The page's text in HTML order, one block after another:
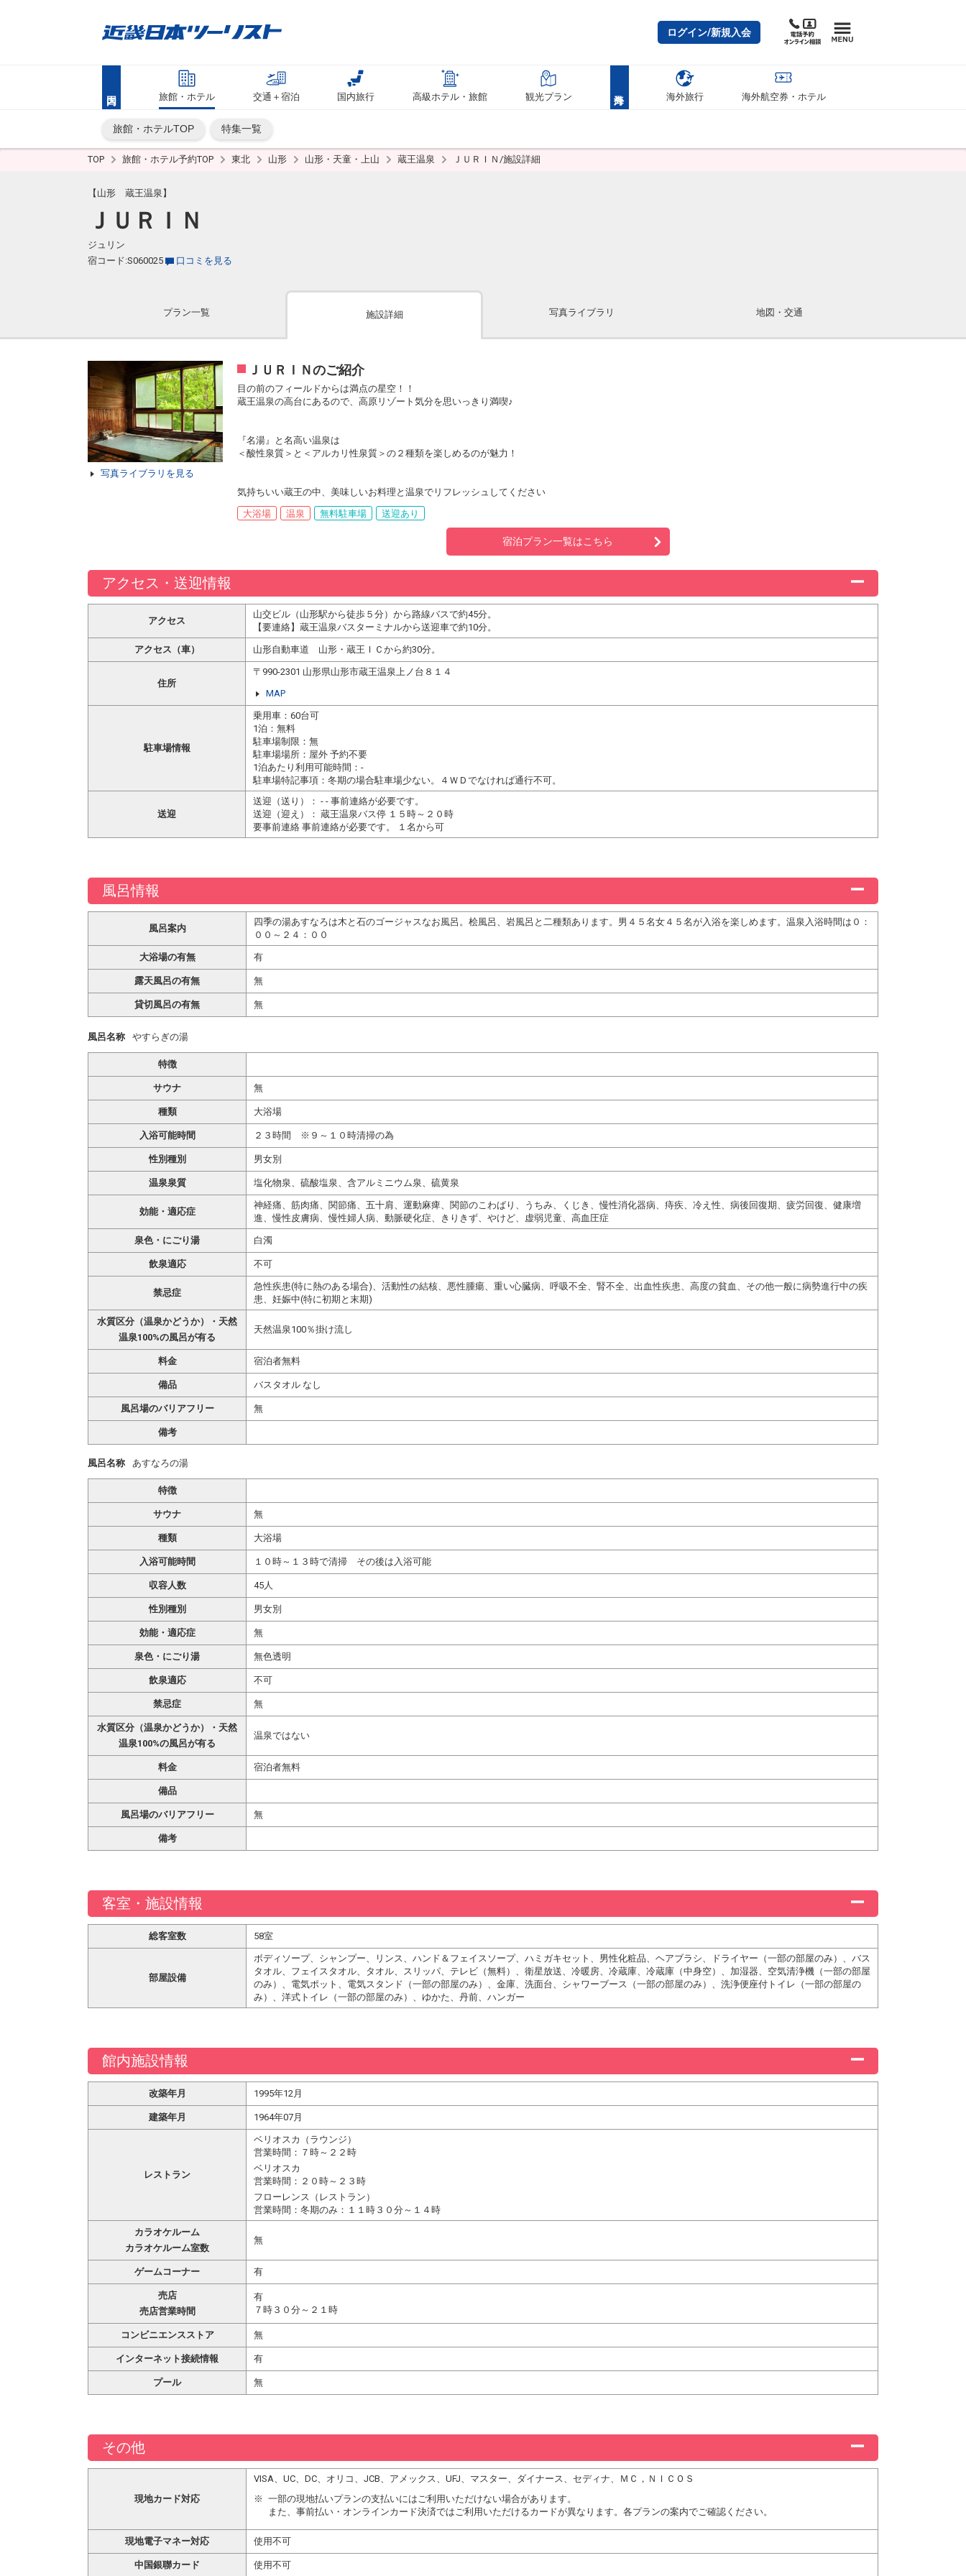
ログイン/新規入会
旅館・ホテル 交通＋宿泊 国内旅行 高級ホテル・旅館 観光プラン 海外旅行 海外航空券・ホテル
旅館・ホテルTOP 特集一覧
TOP 旅館・ホテル予約TOP 東北 山形 山形・天童・上山 蔵王温泉 ＪＵＲＩＮ/施設詳細
【山形 蔵王温泉】
ＪＵＲＩＮ
ジュリン
宿コード:S060025
口コミを見る
プラン一覧 施設詳細 写真ライブラリ 地図・交通
写真ライブラリを見る
ＪＵＲＩＮのご紹介
目の前のフィールドからは満点の星空！！
蔵王温泉の高台にあるので、高原リゾート気分を思いっきり満喫♪
『名湯』と名高い温泉は
＜酸性泉質＞と＜アルカリ性泉質＞の２種類を楽しめるのが魅力！
気持ちいい蔵王の中、美味しいお料理と温泉でリフレッシュしてください
大浴場
温泉 無料駐車場 送迎あり
宿泊プラン一覧はこちら
アクセス・送迎情報
アクセス
山交ビル（山形駅から徒歩５分）から路線バスで約45分。
【要連絡】蔵王温泉バスターミナルから送迎車で約10分。
アクセス（車） 山形自動車道 山形・蔵王ＩＣから約30分。
住所
〒990-2301 山形県山形市蔵王温泉上ノ台８１４
MAP
駐車場情報
乗用車：60台可
1泊：無料
駐車場制限：無
駐車場場所：屋外 予約不要
1泊あたり利用可能時間：-
駐車場特記事項：冬期の場合駐車場少ない。４ＷＤでなければ通行不可。
送迎
送迎（送り）： - - 事前連絡が必要です。
送迎（迎え）： 蔵王温泉バス停 １５時～２０時
要事前連絡 事前連絡が必要です。 １名から可
風呂情報
風呂案内
四季の湯あすなろは木と石のゴージャスなお風呂。桧風呂、岩風呂と二種類あります。男４５名女４５名が入浴を楽しめます。温泉入浴時間は０：
００～２４：００
大浴場の有無 有
露天風呂の有無 無
貸切風呂の有無 無
風呂名称 やすらぎの湯
特徴
サウナ 無
種類 大浴場
入浴可能時間 ２３時間 ※９～１０時清掃の為
性別種別 男女別
温泉泉質 塩化物泉、硫酸塩泉、含アルミニウム泉、硫黄泉
効能・適応症
神経痛、筋肉痛、関節痛、五十肩、運動麻痺、関節のこわばり、うちみ、くじき、慢性消化器病、痔疾、冷え性、病後回復期、疲労回復、健康増
進、慢性皮膚病、慢性婦人病、動脈硬化症、きりきず、やけど、虚弱児童、高血圧症
泉色・にごり湯 白濁
飲泉適応 不可
禁忌症
急性疾患(特に熱のある場合)、活動性の結核、悪性腫瘍、重い心臓病、呼吸不全、腎不全、出血性疾患、高度の貧血、その他一般に病勢進行中の疾
患、妊娠中(特に初期と末期)
水質区分（温泉かどうか）・天然
温泉100%の風呂が有る
天然温泉100％掛け流し
料金 宿泊者無料
備品 バスタオル なし
風呂場のバリアフリー 無
備考
風呂名称 あすなろの湯
特徴
サウナ 無
種類 大浴場
入浴可能時間 １０時～１３時で清掃 その後は入浴可能
収容人数 45人
性別種別 男女別
効能・適応症 無
泉色・にごり湯 無色透明
飲泉適応 不可
禁忌症 無
水質区分（温泉かどうか）・天然
温泉100%の風呂が有る
温泉ではない
料金 宿泊者無料
備品
風呂場のバリアフリー 無
備考
客室・施設情報
総客室数 58室
部屋設備
ボディソープ、シャンプー、リンス、ハンド＆フェイスソープ、ハミガキセット、男性化粧品、ヘアブラシ、ドライヤー（一部の部屋のみ）、バス
タオル、フェイスタオル、タオル、スリッパ、テレビ（無料）、衛星放送、冷暖房、冷蔵庫、冷蔵庫（中身空）、加湿器、空気清浄機（一部の部屋
のみ）、電気ポット、電気スタンド（一部の部屋のみ）、金庫、洗面台、シャワーブース（一部の部屋のみ）、洗浄便座付トイレ（一部の部屋の
み）、洋式トイレ（一部の部屋のみ）、ゆかた、丹前、ハンガー
館内施設情報
改築年月 1995年12月
建築年月 1964年07月
レストラン
ベリオスカ（ラウンジ）
営業時間：７時～２２時
ベリオスカ
営業時間：２０時～２３時
フローレンス（レストラン）
営業時間：冬期のみ：１１時３０分～１４時
カラオケルーム
カラオケルーム室数
無
ゲームコーナー 有
売店
売店営業時間
有
７時３０分～２１時
コンビニエンスストア 無
インターネット接続情報 有
プール 無
その他
現地カード対応
VISA、UC、DC、オリコ、JCB、アメックス、UFJ、マスター、ダイナース、セディナ、ＭＣ，ＮＩＣＯＳ
一部の現地払いプランの支払いにはご利用いただけない場合があります。
また、事前払い・オンラインカード決済ではご利用いただけるカードが異なります。各プランの案内でご確認ください。
現地電子マネー対応 使用不可
中国銀聯カード 使用不可